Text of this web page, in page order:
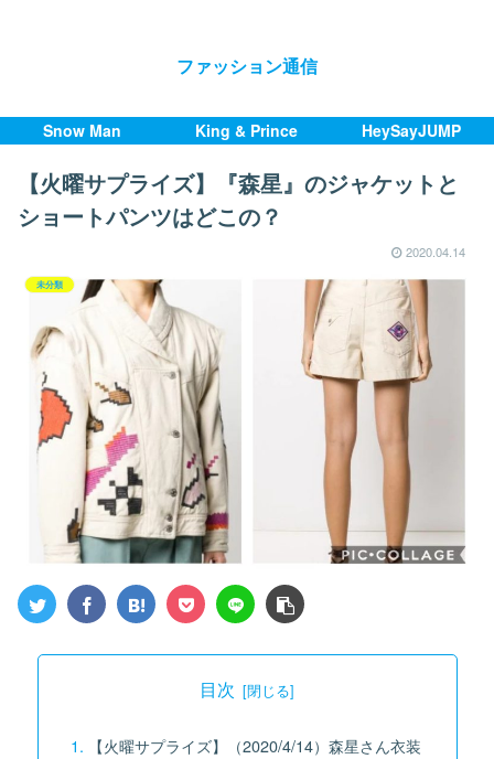
ファッション通信
Snow Man King & Prince HeySayJUMP
【火曜サプライズ】『森星』のジャケットと
ショートパンツはどこの？
2020.04.14
未分類
目次
【火曜サプライズ】（2020/4/14）森星さん衣装